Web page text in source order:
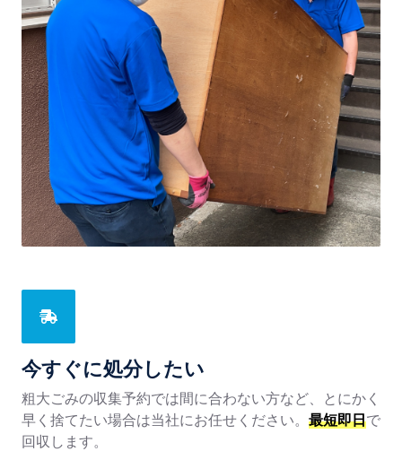
今すぐに処分したい
粗大ごみの収集予約では間に合わない方など、とにかく
早く捨てたい場合は当社にお任せください。 最短即日で
回収します。